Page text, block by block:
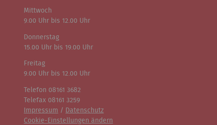
Mittwoch
9.00 Uhr bis 12.00 Uhr
Donnerstag
15.00 Uhr bis 19.00 Uhr
Freitag
9.00 Uhr bis 12.00 Uhr
Telefon 08161 3682
Telefax 08161 3259
Impressum / Datenschutz
Cookie-Einstellungen ändern